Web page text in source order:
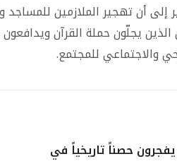
إلى أن تهجير الملازمين
الذين يجلّون حملة القرآن
والاجتماعي للمجتمع.
حصناً تاريخياً في